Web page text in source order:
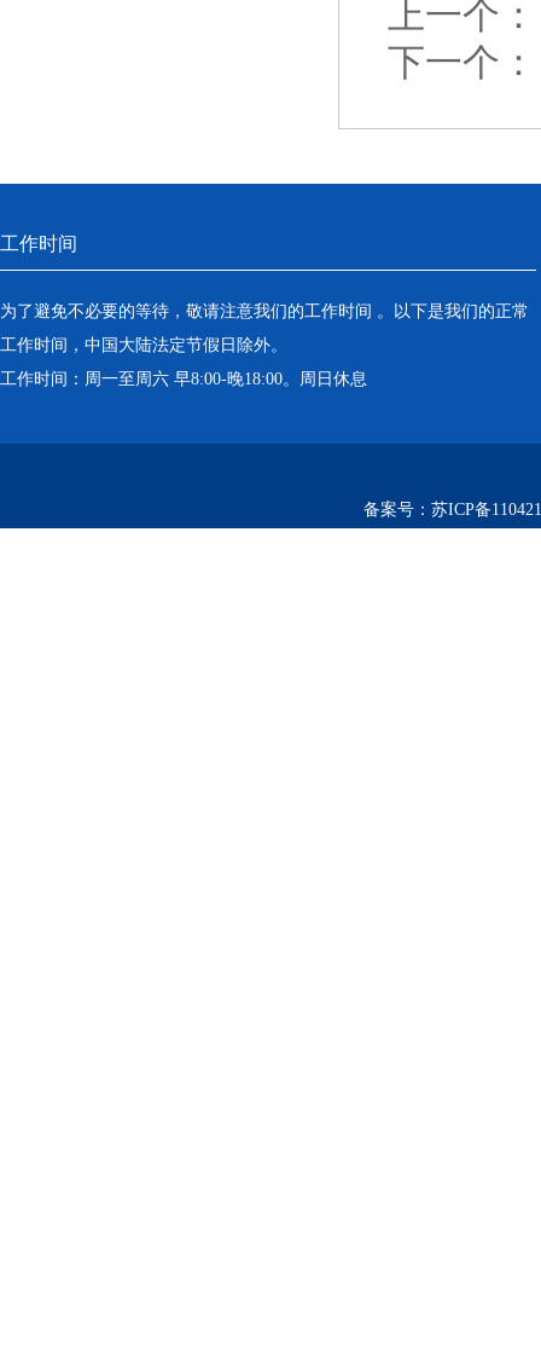
上一个：
下一个：
工作时间
为了避免不必要的等待，敬请注意我们的工作时间 。以下是我们的正常
工作时间，中国大陆法定节假日除外。
工作时间：周一至周六 早8:00-晚18:00。周日休息
备案号： 苏ICP备